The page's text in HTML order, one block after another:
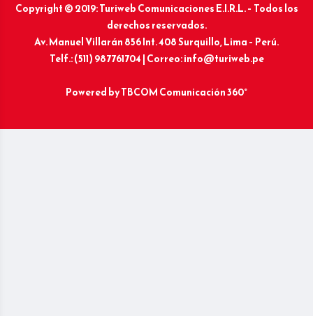
Copyright © 2019: Turiweb Comunicaciones E.I.R.L. – Todos los
derechos reservados.
Av. Manuel Villarán 856 Int. 408 Surquillo, Lima – Perú.
Telf.: (511) 987761704 | Correo: info@turiweb.pe
Powered byTBCOM Comunicación 360°